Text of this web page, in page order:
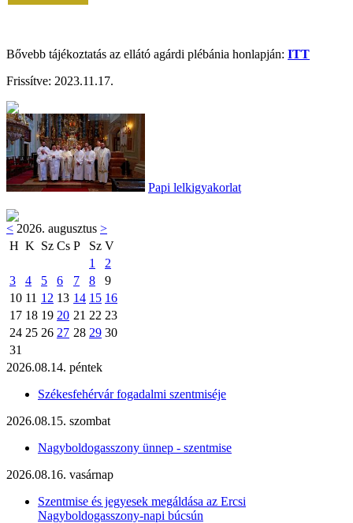
Bővebb tájékoztatás az ellátó agárdi plébánia honlapján: ITT
Frissítve: 2023.11.17.
Papi lelkigyakorlat
< 2026. augusztus >
H K Sz Cs P Sz V
1
2
3
4 5 6 7 8
9
10 11 12 13 14 15 16
17 18 19 20 21 22 23
24 25 26 27 28 29 30
31
2026.08.14. péntek
Székesfehérvár fogadalmi szentmiséje
2026.08.15. szombat
Nagyboldogasszony ünnep - szentmise
2026.08.16. vasárnap
Szentmise és jegyesek megáldása az Ercsi
Nagyboldogasszony-napi búcsún